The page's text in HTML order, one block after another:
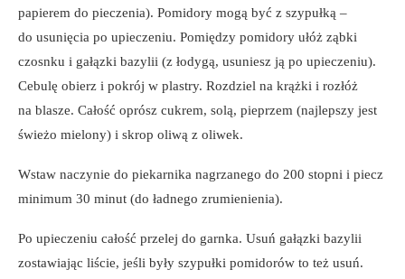
papierem do pieczenia). Pomidory mogą być z szypułką –
do usunięcia po upieczeniu. Pomiędzy pomidory ułóż ząbki
czosnku i gałązki bazylii (z łodygą, usuniesz ją po upieczeniu).
Cebulę obierz i pokrój w plastry. Rozdziel na krążki i rozłóż
na blasze. Całość oprósz cukrem, solą, pieprzem (najlepszy jest
świeżo mielony) i skrop oliwą z oliwek.
Wstaw naczynie do piekarnika nagrzanego do 200 stopni i piecz
minimum 30 minut (do ładnego zrumienienia).
Po upieczeniu całość przelej do garnka. Usuń gałązki bazylii
zostawiając liście, jeśli były szypułki pomidorów to też usuń.